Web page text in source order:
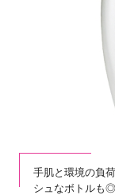
手肌と環境の負
シュなボトルも◎